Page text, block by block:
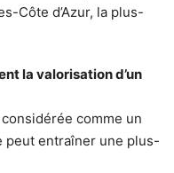
Côte d’Azur, la plus-
la valorisation d’un
comme un
peut entraîner une plus-